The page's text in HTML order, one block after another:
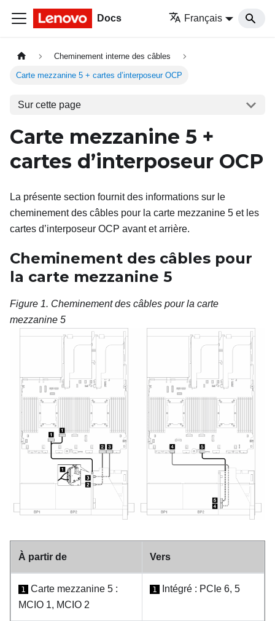
Docs Français
Cheminement interne des câbles
Carte mezzanine 5 + cartes d’interposeur OCP
Sur cette page
Carte mezzanine 5 +
cartes d’interposeur OCP
La présente section fournit des informations sur le
cheminement des câbles pour la carte mezzanine 5 et les
cartes d’interposeur OCP avant et arrière.
Cheminement des câbles pour
la carte mezzanine 5
Figure 1. Cheminement des câbles pour la carte
mezzanine 5
À partir de Vers
1 Carte mezzanine 5 :
MCIO 1, MCIO 2
1 Intégré : PCIe 6, 5